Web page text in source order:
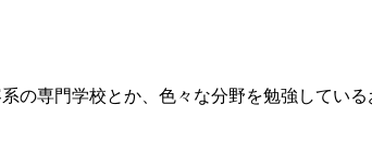
専門学校とか、色々な分野を勉強してい